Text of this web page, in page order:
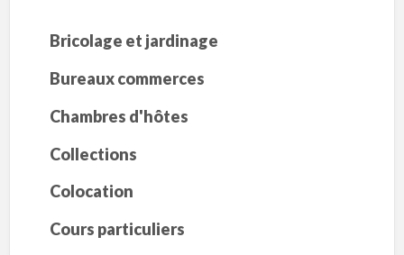
Bricolage et jardinage
Bureaux commerces
Chambres d'hôtes
Collections
Colocation
Cours particuliers